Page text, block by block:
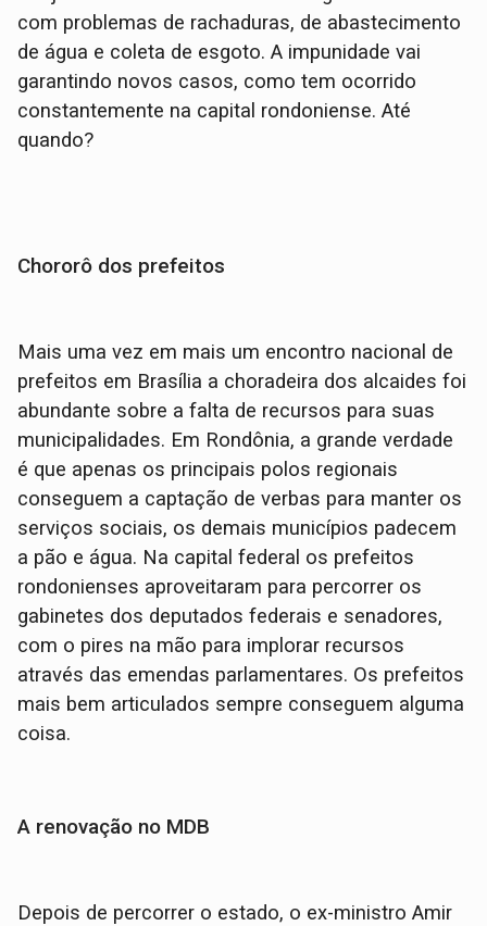
com problemas de rachaduras, de abastecimento
de água e coleta de esgoto. A impunidade vai
garantindo novos casos, como tem ocorrido
constantemente na capital rondoniense. Até
quando?
Chororô dos prefeitos
Mais uma vez em mais um encontro nacional de
prefeitos em Brasília a choradeira dos alcaides foi
abundante sobre a falta de recursos para suas
municipalidades. Em Rondônia, a grande verdade
é que apenas os principais polos regionais
conseguem a captação de verbas para manter os
serviços sociais, os demais municípios padecem
a pão e água. Na capital federal os prefeitos
rondonienses aproveitaram para percorrer os
gabinetes dos deputados federais e senadores,
com o pires na mão para implorar recursos
através das emendas parlamentares. Os prefeitos
mais bem articulados sempre conseguem alguma
coisa.
A renovação no MDB
Depois de percorrer o estado, o ex-ministro Amir